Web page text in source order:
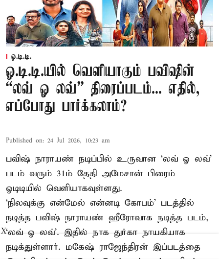
ஓ.டி.டி.
ஓ.டி.டி.யில் வெளியாகும் பவிஷின்
“லவ் ஓ லவ்” திரைப்படம்... எதில்,
எப்போது பார்க்கலாம்?
Published on: 24 Jul 2026, 10:23 am
பவிஷ் நாராயண் நடிப்பில் உருவான ‘லவ் ஓ லவ்’
படம் வரும் 31ம் தேதி அமேசான் பிரைம்
ஓடிடியில் வெளியாகவுள்ளது.
‘நிலவுக்கு என்மேல் என்னடி கோபம்’ படத்தில்
நடித்த பவிஷ் நாராயண் ஹீரோவாக நடித்த படம்,
‘லவ் ஓ லவ்’. இதில் நாக துர்கா நாயகியாக
நடிக்துள்ளார். மகேஷ் ராஜேந்திரன் இப்படத்தை
X